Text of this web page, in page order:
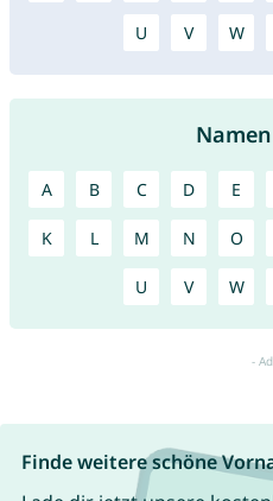
U V W
A B C D E
K L M N O
U V W
Finde weitere schöne